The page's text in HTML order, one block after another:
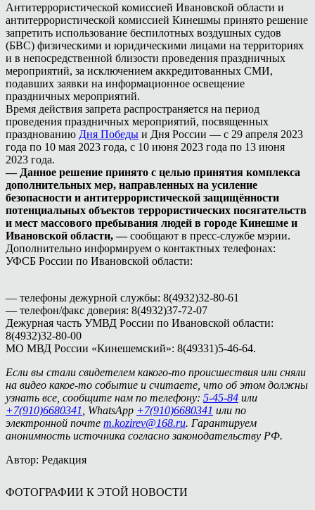
Антитеррористической комиссией Ивановской области и
антитеррористической комиссией Кинешмы принято решение
запретить использование беспилотных воздушных судов
(БВС) физическими и юридическими лицами на территориях
и в непосредственной близости проведения праздничных
мероприятий, за исключением аккредитованных СМИ,
подавших заявки на информационное освещение
праздничных мероприятий.
Время действия запрета распространяется на период
проведения праздничных мероприятий, посвященных
празднованию Дня Победы и Дня России — с 29 апреля 2023
года по 10 мая 2023 года, с 10 июня 2023 года по 13 июня
2023 года.
— Данное решение принято с целью принятия комплекса
дополнительных мер, направленных на усиление
безопасности и антитеррористической защищённости
потенциальных объектов террористических посягательств
и мест массового пребывания людей в городе Кинешме и
Ивановской области, —сообщают в пресс-службе мэрии.
Дополнительно информируем о контактных телефонах:
УФСБ России по Ивановской области:
— телефоны дежурной службы: 8(4932)32-80-61
— телефон/факс доверия: 8(4932)37-72-07
Дежурная часть УМВД России по Ивановской области:
8(4932)32-80-00
МО МВД России «Кинешемский»: 8(49331)5-46-64.
Если вы стали свидетелем какого-то происшествия или сняли
на видео какое-то событие и считаете, что об этом должны
узнать все, сообщите нам по телефону: 5-45-84 или
+7(910)6680341
, WhatsApp +7(910)6680341 или по
электронной почте m.kozirev@168.ru. Гарантируем
анонимность источника согласно законодательству РФ.
Автор: Редакция
ФОТОГРАФИИ К ЭТОЙ НОВОСТИ